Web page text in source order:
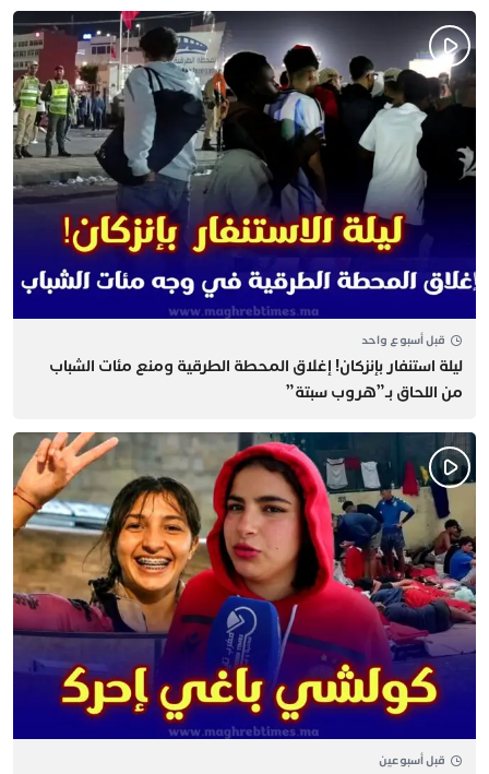
قبل أسبوع واحد
​ليلة استنفار بإنزكان! إغلاق المحطة الطرقية ومنع مئات الشباب
من اللحاق بـ”هروب سبتة”
قبل أسبوعين